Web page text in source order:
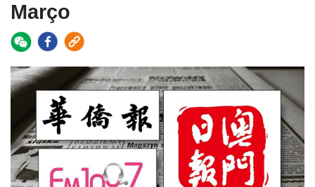
Março